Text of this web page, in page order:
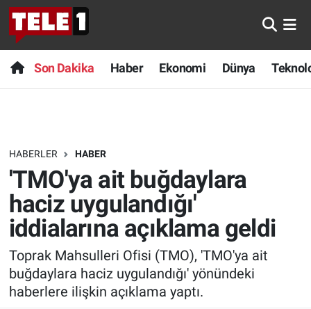
Son Dakika Haber Ekonomi Dünya
HABERLER HABER
'TMO'ya ait buğdaylara
haciz uygulandığı'
iddialarına açıklama geldi
Toprak Mahsulleri Ofisi (TMO), 'TMO'ya ait
buğdaylara haciz uygulandığı' yönündeki
haberlere ilişkin açıklama yaptı.
Anında Manşet
Başka Sohbetler
Bilim turu
Bilim ve Teknoloji Evreni
Doğa Konuşuyor
Dünya
Ege Saati
Son Dakika
Haber
Dünya
Teknoloji
Sağlık
Spor
Yayın Akışı
Nöbetçi Eczaneler
Hava Durumu
Trafik Durumu
Süper Lig Puan Durumu ve Fikstür
Tüm Manşetler
Son Dakika Haberleri
Haber Arşivi